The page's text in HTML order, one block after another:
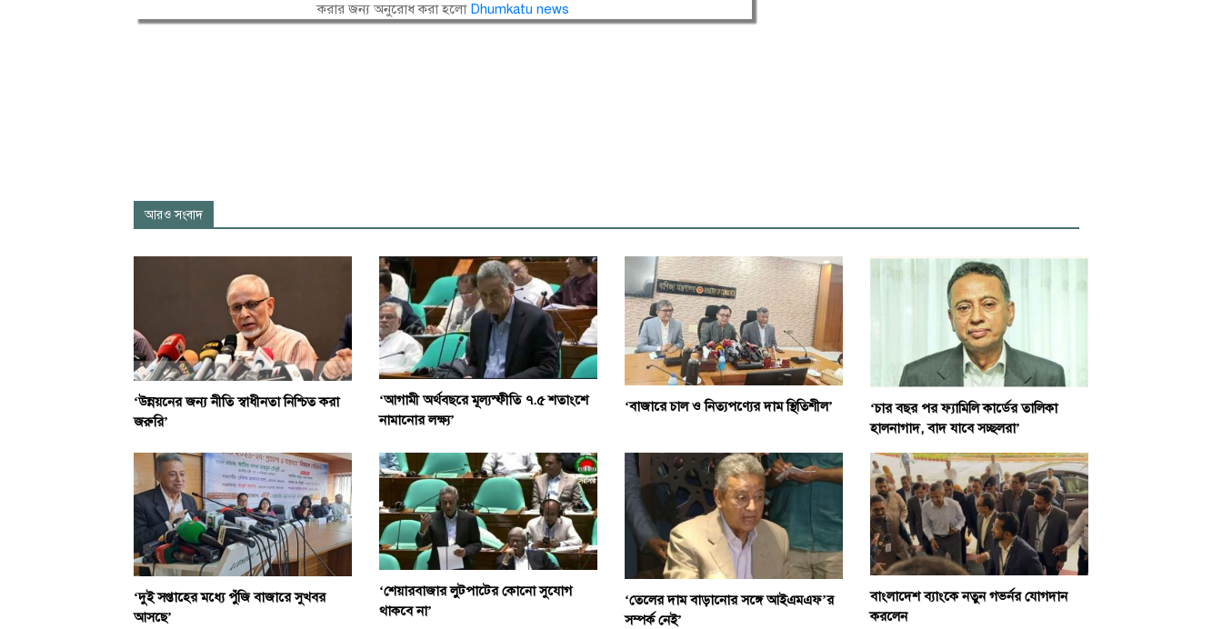
করার জন্য অনুরোধ করা হলো Dhumkatu news
আরও সংবাদ
‘উন্নয়নের জন্য নীতি স্বাধীনতা নিশ্চিত করা
জরুরি’
‘আগামী অর্থবছরে মূল্যস্ফীতি ৭.৫ শতাংশে
নামানোর লক্ষ্য’
‘বাজারে চাল ও নিত্যপণ্যের দাম স্থিতিশীল’
‘চার বছর পর ফ্যামিলি কার্ডের তালিকা
হালনাগাদ, বাদ যাবে সচ্ছলরা’
‘দুই সপ্তাহের মধ্যে পুঁজি বাজারে সুখবর
আসছে’
‘শেয়ারবাজার লুটপাটের কোনো সুযোগ
থাকবে না’
‘তেলের দাম বাড়ানোর সঙ্গে আইএমএফ’র
সম্পর্ক নেই’
বাংলাদেশ ব্যাংকে নতুন গভর্নর যোগদান
করলেন